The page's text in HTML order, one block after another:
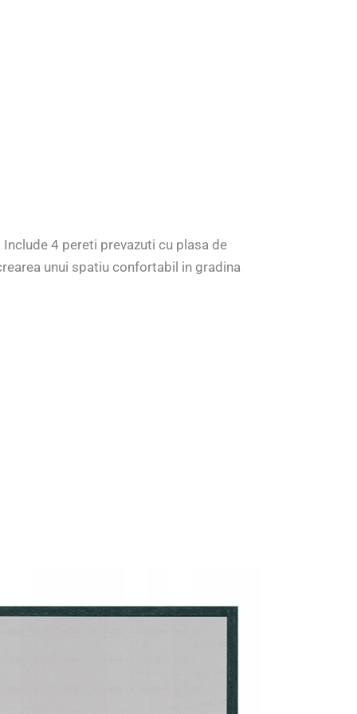
4 pereti prevazuti cu plasa de
unui spatiu confortabil in gradina